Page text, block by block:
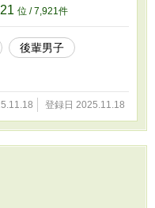
位 / 7,921件
後輩男子
登録日 2025.11.18